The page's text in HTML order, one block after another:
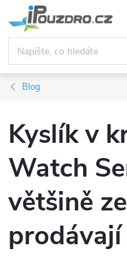
na
obsah
Blog
Kyslík v
Watch
většině
prodávají